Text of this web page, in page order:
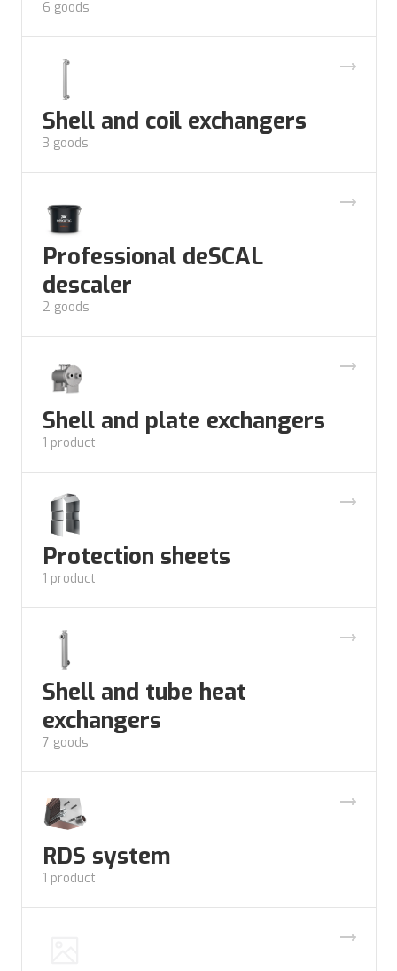
6 goods
Shell and coil exchangers
3 goods
Professional deSCAL
descaler
2 goods
Shell and plate exchangers
1 product
Protection sheets
1 product
Shell and tube heat
exchangers
7 goods
RDS system
1 product